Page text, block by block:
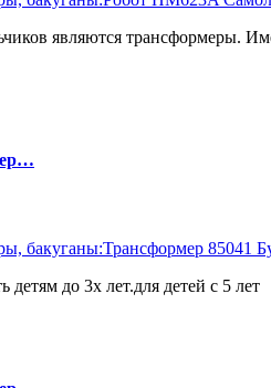
являются трансформеры.
до 3х лет.для детей с 5 лет